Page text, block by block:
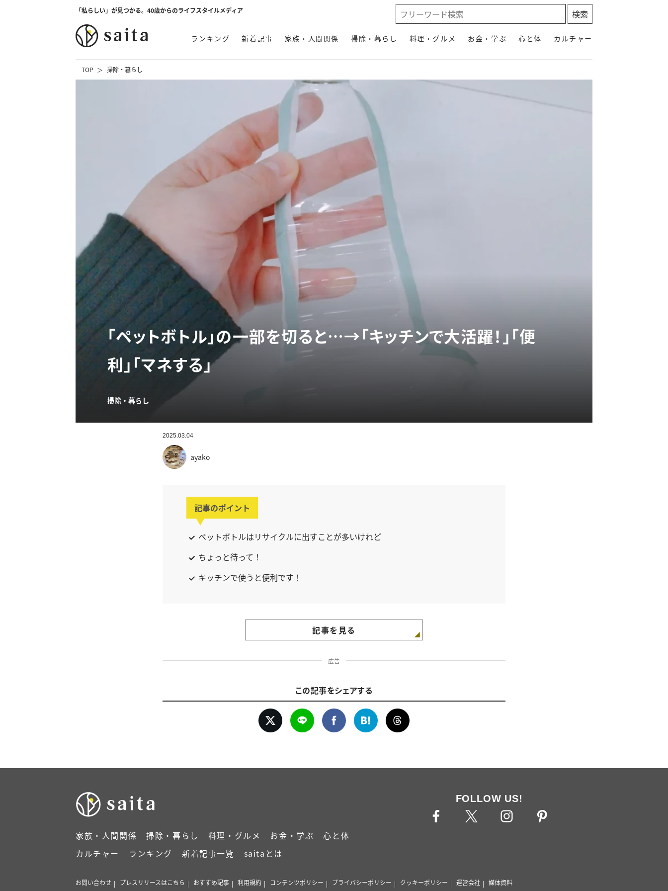
「私らしい」が見つかる。40歳からのライフスタイルメディア
ランキング 新着記事 家族・人間関係 掃除・暮らし 料理・グルメ お金・学ぶ 心と体 カルチャー
TOP 掃除・暮らし
「ペットボトル」の一部を切ると…→「キッチンで大活躍！」「便
利」「マネする」
掃除・暮らし
2025.03.04
ayako
記事のポイント
ペットボトルはリサイクルに出すことが多いけれど
ちょっと待って！
キッチンで使うと便利です！
記事を見る
広告
この記事をシェアする
家族・人間関係 掃除・暮らし 料理・グルメ お金・学ぶ
心と体
カルチャー
ランキング 新着記事一覧 saitaとは
FOLLOW US!
お問い合わせ プレスリリースはこちら おすすめ記事 利用規約 コンテンツポリシー プライバシーポリシー クッキーポリシー 運営会社 媒体資料